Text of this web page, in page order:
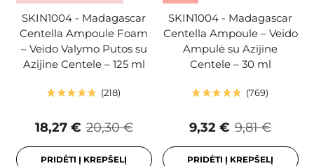
SKIN1004 - Madagascar
Centella Ampoule Foam
– Veido Valymo Putos su
Azijine Centele – 125 ml
218
20,30 €
18,27 €
PRIDĖTI Į KREPŠELĮ
SKIN1004 - Madagascar
Centella Ampoule – Veido
Ampulė su Azijine
Centele – 30 ml
769
9,81 €
9,32 €
PRIDĖTI Į KREPŠELĮ